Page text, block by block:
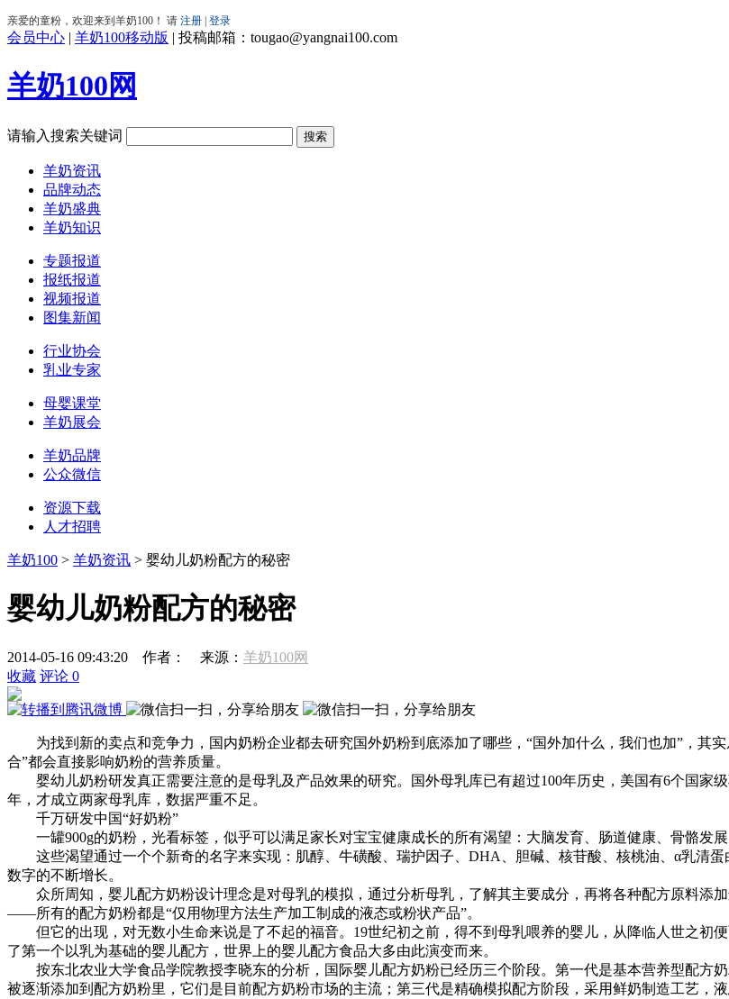
会员中心 | 羊奶100移动版 | 投稿邮箱：tougao@yangnai100.com
羊奶100网
请输入搜索关键词
羊奶资讯
品牌动态
羊奶盛典
羊奶知识
专题报道
报纸报道
视频报道
图集新闻
行业协会
乳业专家
母婴课堂
羊奶展会
羊奶品牌
公众微信
资源下载
人才招聘
羊奶100 > 羊奶资讯 > 婴幼儿奶粉配方的秘密
婴幼儿奶粉配方的秘密
2014-05-16 09:43:20 作者： 来源： 羊奶100网
收藏 评论 0
为找到新的卖点和竞争力，国内奶粉企业都去研究国外奶粉到底添加了哪些，“国外加什么，我们也加”，其
合”都会直接影响奶粉的营养质量。
婴幼儿奶粉研发真正需要注意的是母乳及产品效果的研究。国外母乳库已有超过100年历史，美国有6个国家
年，才成立两家母乳库，数据严重不足。
千万研发中国“好奶粉”
一罐900g的奶粉，光看标签，似乎可以满足家长对宝宝健康成长的所有渴望：大脑发育、肠道健康、骨骼发
这些渴望通过一个个新奇的名字来实现：肌醇、牛磺酸、瑞护因子、DHA、胆碱、核苷酸、核桃油、α乳清蛋
数字的不断增长。
众所周知，婴儿配方奶粉设计理念是对母乳的模拟，通过分析母乳，了解其主要成分，再将各种配方原料添
——所有的配方奶粉都是“仅用物理方法生产加工制成的液态或粉状产品”。
但它的出现，对无数小生命来说是了不起的福音。19世纪初之前，得不到母乳喂养的婴儿，从降临人世之初便
了第一个以乳为基础的婴儿配方，世界上的婴儿配方食品大多由此演变而来。
按东北农业大学食品学院教授李晓东的分析，国际婴儿配方奶粉已经历三个阶段。第一代是基本营养型配方
被逐渐添加到配方奶粉里，它们是目前配方奶粉市场的主流；第三代是精确模拟配方阶段，采用鲜奶制造工艺，